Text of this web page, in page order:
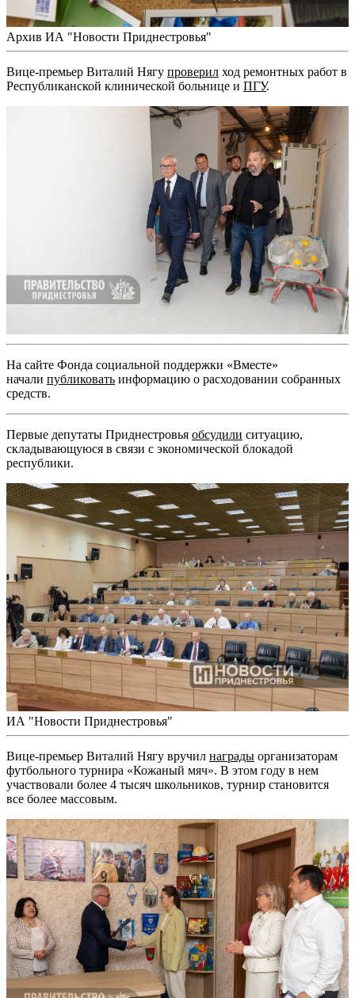
Архив ИА "Новости Приднестровья"
Вице-премьер Виталий Нягу проверил ход ремонтных работ в
Республиканской клинической больнице и ПГУ.
На сайте Фонда социальной поддержки «Вместе»
начали публиковать информацию о расходовании собранных
средств.
Первые депутаты Приднестровья обсудили ситуацию,
складывающуюся в связи с экономической блокадой
республики.
ИА "Новости Приднестровья"
Вице-премьер Виталий Нягу вручил награды организаторам
футбольного турнира «Кожаный мяч». В этом году в нем
участвовали более 4 тысяч школьников, турнир становится
все более массовым.